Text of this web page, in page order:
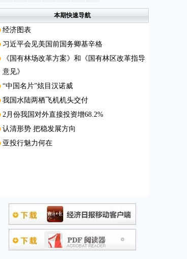
本期快速导航
经济图表
习近平会见美国前国务卿基辛格
《国有林场改革方案》和《国有林区改革指导
意见》
“中国名片”炫目汉诺威
我国水陆两栖飞机机头交付
2月份我国对外直接投资增68.2%
认清形势 把稳发展方向
亚投行魅力何在